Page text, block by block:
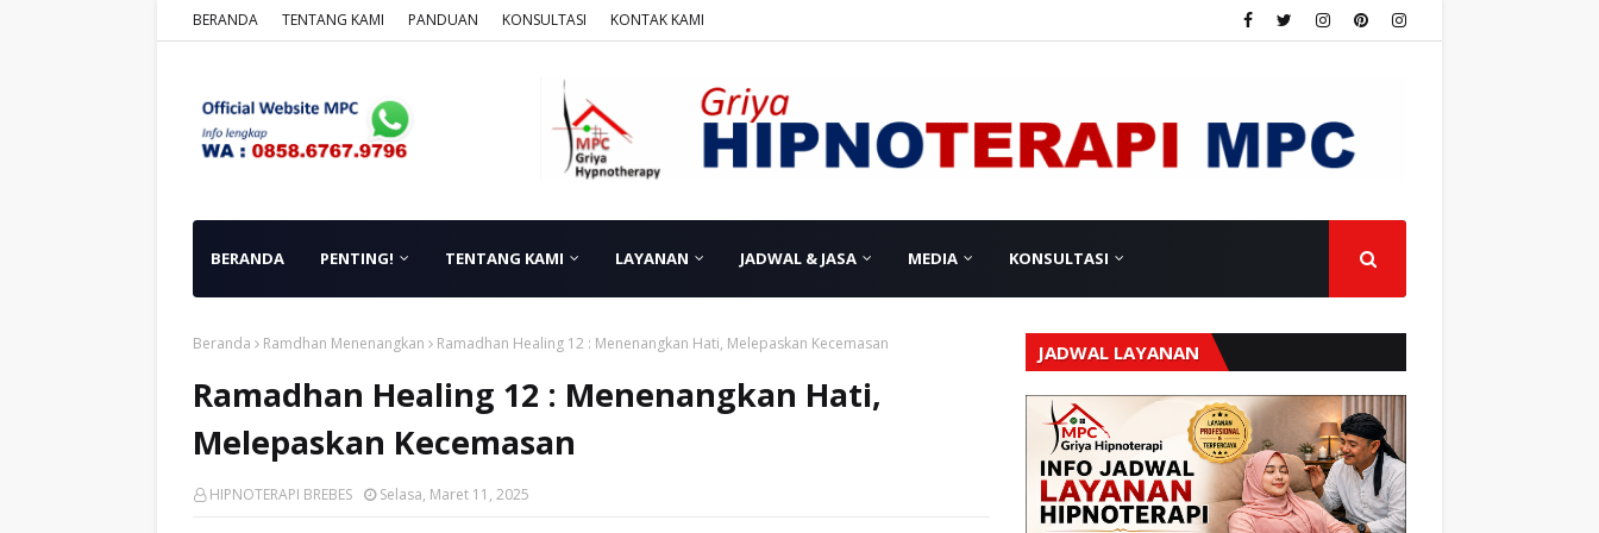
BERANDA TENTANG KAMI PANDUAN KONSULTASI KONTAK KAMI
BERANDA PENTING! TENTANG KAMI LAYANAN JADWAL & JASA MEDIA KONSULTASI
Beranda Ramdhan Menenangkan Ramadhan Healing 12 : Menenangkan Hati, Melepaskan Kecemasan
Ramadhan Healing 12 : Menenangkan Hati,
Melepaskan Kecemasan
HIPNOTERAPI BREBES Selasa, Maret 11, 2025
JADWAL LAYANAN